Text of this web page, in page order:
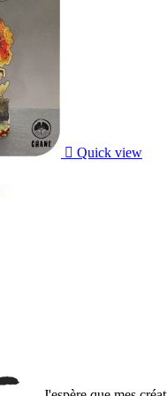
 Quick view